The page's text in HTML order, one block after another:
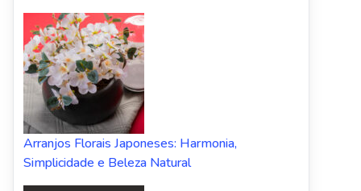
Arranjos Florais Japoneses: Harmonia,
Simplicidade e Beleza Natural